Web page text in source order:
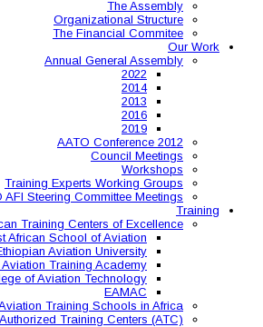
Training
ICAO AFI Steering
AATO African Training
ATNS Aviation
Nigerian College of
Other Aviation
IATA African Authorized